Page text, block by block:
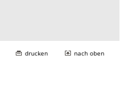
drucken nach oben